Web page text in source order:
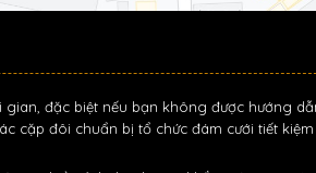
đặc biệt nếu bạn không được hướng
cặp đôi chuẩn bị tổ chức đám cưới tiết